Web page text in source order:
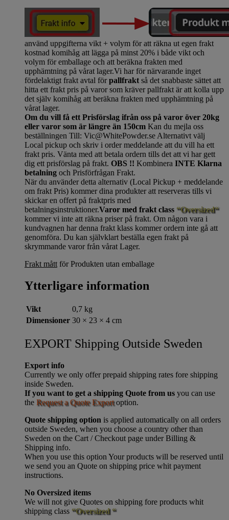
använd uppgifterna vikt + volym för att räkna ut egen frakt
kostnad komihåg att lägga på minst 20% i både vikt och
volym för emballage och att beräkna frakten med
upphämtning på vårat lager.Vi har för närvarande inget
fördelaktigt frakt avtal förpallfrakt så det snabbaste sättet att
hitta ett frakt pris på varor som kräver pallfrakt är att kolla upp
det själv komihåg att beräkna frakten med upphämtning på
vårat lager.
Om du vill få ett Prisförslag ifrån oss på varor över 20kg
eller varor som är längre än 150cm Kan du mejla oss
beställningen Till: Vic@WhitePowder.se Alternativt välj
Local pickup och skriv i order meddelande att du vill ha ett
frakt pris. Vänta med att betala ordern tills det att vi har gett
dig ett prisförslag på frakt. OBS !! Kombinera INTE Klarna
betalning och Prisförfrågan Frakt.
När du använder detta alternativ (Local Pickup + meddelande
om frakt Pris) kommer dina produkter att reserveras tills vi
skickar en offert på fraktpris med
betalningsinstruktioner.Varor med frakt class “Oversized“
kommer vi inte att räkna priser på frakt. Om någon vara i
kundvagnen har denna frakt klass kommer ordern inte gå att
genomföra. Du kan självklart beställa egen frakt på
skrymmande varor från vårat Lager.
Frakt mått för Produkten utan emballage
Ytterligare information
Vikt
0,7 kg
Dimensioner 30 × 23 × 4 cm
EXPORT Shipping Outside Sweden
Export info
Currently we only offer prepaid shipping rates fore shipping
inside Sweden.
If you want to get a shipping Quote from us you can use
the Request a Quote Exportoption.
Quote shipping option is applied automatically on all orders
outside Sweden, when you choose a country other than
Sweden on the Cart / Checkout page under Billing &
Shipping info.
When you use this option Your products will be reserved until
we send you an Quote on shipping price whit payment
instructions.
No Oversized items
We will not give Quotes on shipping fore products whit
shipping class “Oversized “